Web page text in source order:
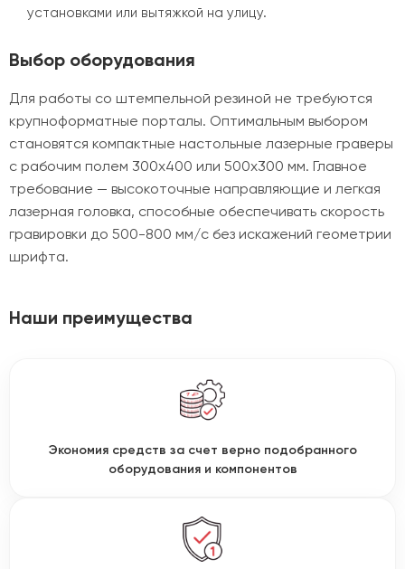
установками или вытяжкой на улицу.
Выбор оборудования
Для работы со штемпельной резиной не требуются
крупноформатные порталы. Оптимальным выбором
становятся компактные настольные лазерные граверы
с рабочим полем 300х400 или 500х300 мм. Главное
требование — высокоточные направляющие и легкая
лазерная головка, способные обеспечивать скорость
гравировки до 500-800 мм/с без искажений геометрии
шрифта.
Наши преимущества
Экономия средств за счет верно подобранного
оборудования и компонентов